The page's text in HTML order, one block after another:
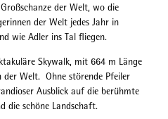
der Welt, wo die
der Welt jedes Jahr in
wie Adler ins Tal fliegen.
Skywalk, mit 664 m Länge
der Welt. Ohne störende Pfeiler
Ausblick auf die berühmte
die schöne Landschaft.